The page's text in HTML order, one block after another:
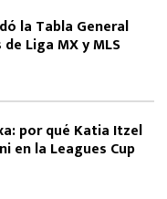
la Tabla General
Liga MX y MLS
por qué Katia Itzel
en la Leagues Cup